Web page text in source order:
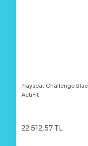
Playseat Challenge
ActiFit
22.512,57 TL